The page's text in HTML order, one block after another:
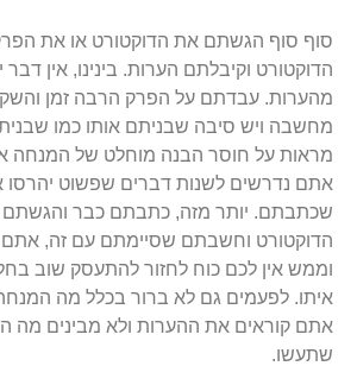
סוף סוף הגשתם את הדוקטורט או את
הדוקטורט וקיבלתם הערות. בינינו, אין
מהערות. עבדתם על הפרק הרבה זמן
מחשבה ויש סיבה שבניתם אותו כמו
מראות על חוסר הבנה מוחלט של המנחה
אתם נדרשים לשנות דברים שפשוט
שכתבתם. יותר מזה, כתבתם כבר
הדוקטורט וחשבתם שסיימתם עם זה,
וממש אין לכם כוח לחזור להתעסק שוב
איתו. לפעמים גם לא ברור בכלל מה
אתם קוראים את ההערות ולא מבינים מה
שתעשו.